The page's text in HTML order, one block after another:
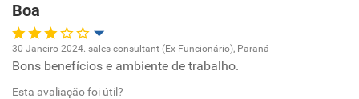
Recomenda a diretoria
Boa
Oportunidade de promoção
30 Janeiro 2024. sales consultant (Ex-Funcionário), Paraná
Bons benefícios e ambiente de trabalho.
Esta avaliação foi útil?